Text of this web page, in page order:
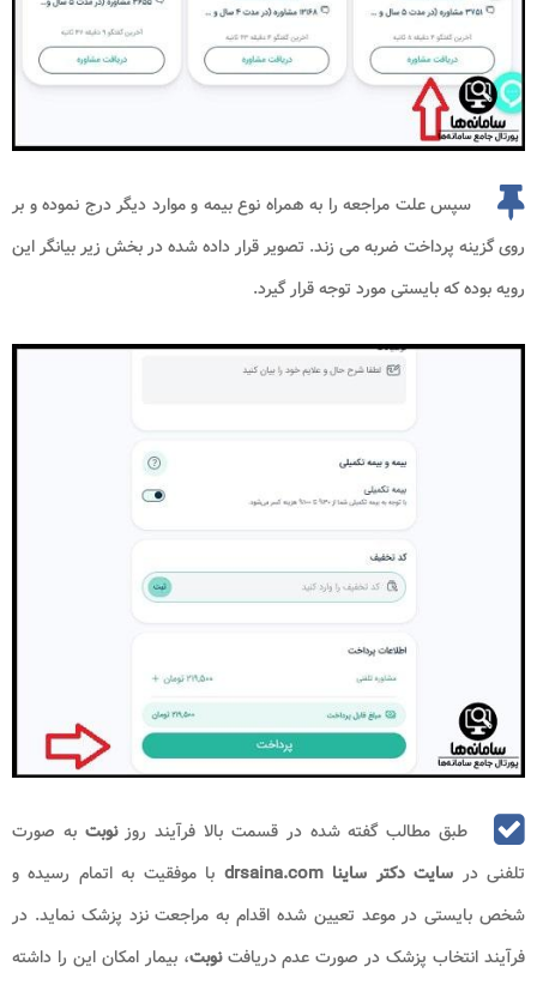
سپس علت مراجعه را به همراه نوع بیمه و موارد دیگر درج نموده و بر
روی گزینه پرداخت ضربه می زند. تصویر قرار داده شده در بخش زیر بیانگر این
رویه بوده که بایستی مورد توجه قرار گیرد.
طبق مطالب گفته شده در قسمت بالا فرآیند روزنوبتبه صورت
تلفنی در سایت دکتر ساینا drsaina.com
با موفقیت به اتمام رسیده و
شخص بایستی در موعد تعیین شده اقدام به مراجعت نزد پزشک نماید. در
فرآیند انتخاب پزشک در صورت عدم دریافتنوبت، بیمار امکان این را داشته